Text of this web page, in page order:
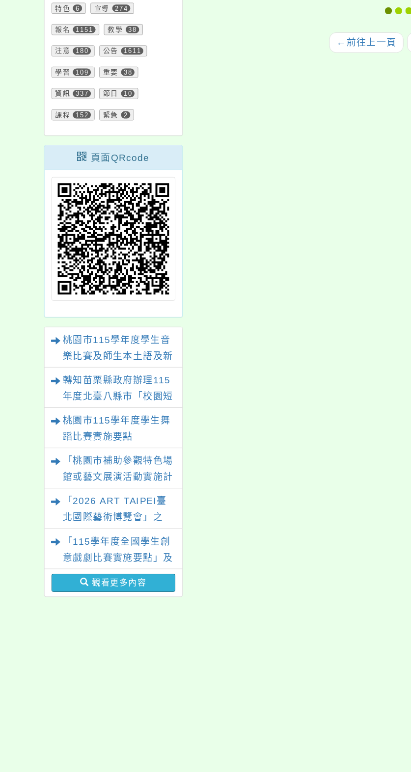
特色 6 宣導 274
報名 1151 教學 38
注意 180 公告 1611
學習 109 重要 38
資訊 337 節日 10
課程 152 緊急 2
頁面QRcode
桃園市115學年度學生音
樂比賽及師生本土語及新
轉知苗栗縣政府辦理115
年度北臺八縣市「校園短
桃園市115學年度學生舞
蹈比賽實施要點
「桃園市補助參觀特色場
館或藝文展演活動實施計
畫」
「2026 ART TAIPEI臺
北國際藝術博覽會」之
「115學年度全國學生創
意戲劇比賽實施要點」及
修正內容對照表
觀看更多內容
藝賞」徵選計
迎報名參加，
一案，請協助轉知所
屬踴躍報名參加，請
查照。
← 前往上一頁